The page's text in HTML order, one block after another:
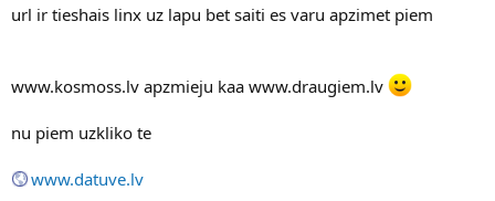
url ir tieshais linx uz lapu bet saiti es varu apzimet piem
www.kosmoss.lv apzmieju kaa www.draugiem.lv
nu piem uzkliko te
www.datuve.lv